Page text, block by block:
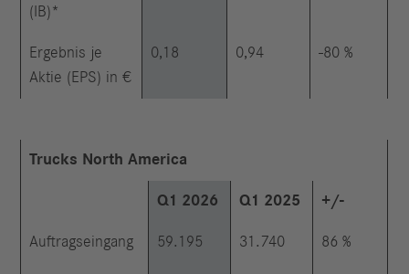
(IB)*
Ergebnis je
Aktie (EPS) in €
0,18 0,94 -80 %
Trucks North America
Q1 2026 Q1 2025 +/-
Auftragseingang 59.195 31.740 86 %